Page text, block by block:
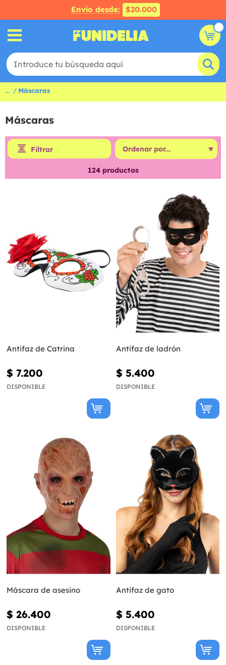
Envío desde: $20.000
... Máscaras
Máscaras
Filtrar
124productos
Antifaz de Catrina
$ 7.200
DISPONIBLE
Antifaz de ladrón
$ 5.400
DISPONIBLE
Máscara de asesino
$ 26.400
DISPONIBLE
Antifaz de gato
$ 5.400
DISPONIBLE